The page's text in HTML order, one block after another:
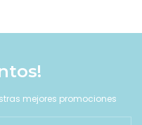
mejores promociones